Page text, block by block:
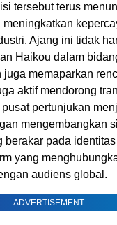
tersebut terus
Ajang ini tidak
Haikou dalam
juga memaparkan
aktif mendorong
pertunjukan
mengembangkan
berakar pada
yang
audiens global.
ADVERTISEMENT